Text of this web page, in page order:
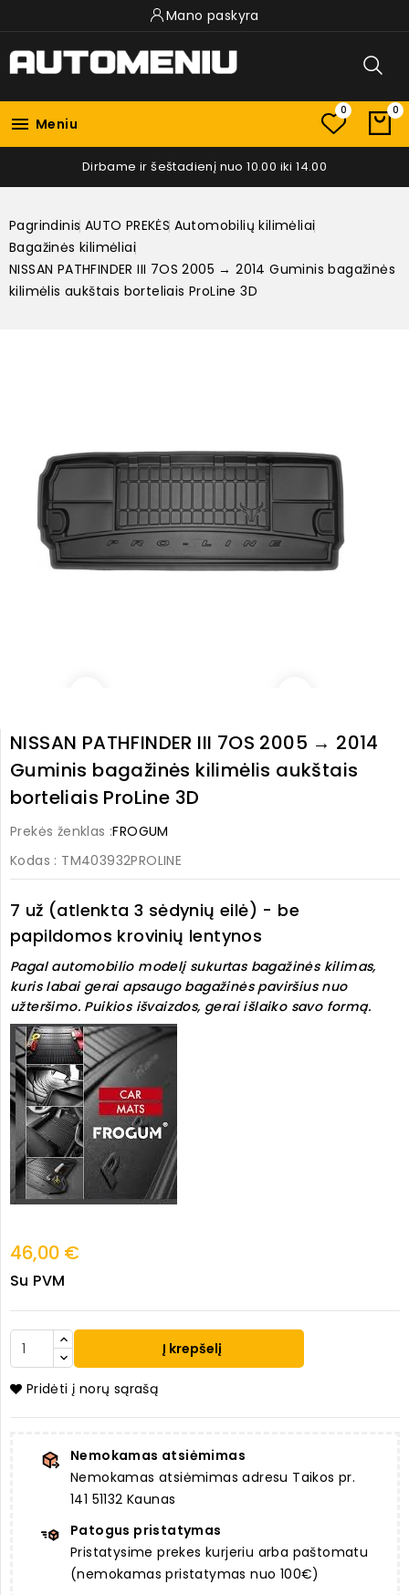
Mano paskyra
 Meniu
0 0
Dirbame ir šeštadienį nuo 10.00 iki 14.00
Pagrindinis AUTO PREKĖS Automobilių kilimėliai
Bagažinės kilimėliai
NISSAN PATHFINDER III 7OS 2005 → 2014 Guminis bagažinės
kilimėlis aukštais borteliais ProLine 3D
NISSAN PATHFINDER III 7OS 2005 → 2014
Guminis bagažinės kilimėlis aukštais
borteliais ProLine 3D
Prekės ženklas :FROGUM
Kodas : TM403932PROLINE
7 už (atlenkta 3 sėdynių eilė) - be
papildomos krovinių lentynos
Pagal automobilio modelį sukurtas bagažinės kilimas,
kuris labai gerai apsaugo bagažinės paviršius nuo
užteršimo. Puikios išvaizdos, gerai išlaiko savo formą.
46,00 €
Su PVM
Į krepšelį
Pridėti į norų sąrašą
Nemokamas atsiėmimas
Nemokamas atsiėmimas adresu Taikos pr.
141 51132 Kaunas
Patogus pristatymas
Pristatysime prekes kurjeriu arba paštomatu
(nemokamas pristatymas nuo 100€)